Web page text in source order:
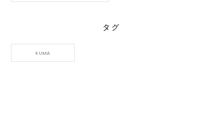
タグ
KUMA